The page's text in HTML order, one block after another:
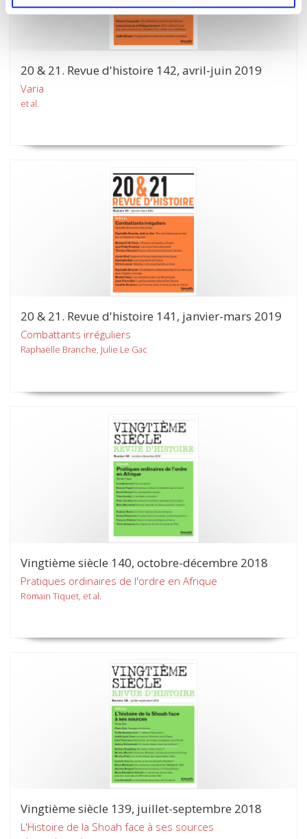
20 & 21. Revue d'histoire 142, avril-juin 2019
Varia
et al.
20 & 21. Revue d'histoire 141, janvier-mars 2019
Combattants irréguliers
Raphaëlle Branche, Julie Le Gac
Vingtième siècle 140, octobre-décembre 2018
Pratiques ordinaires de l'ordre en Afrique
Romain Tiquet, et al.
Vingtième siècle 139, juillet-septembre 2018
L'Histoire de la Shoah face à ses sources